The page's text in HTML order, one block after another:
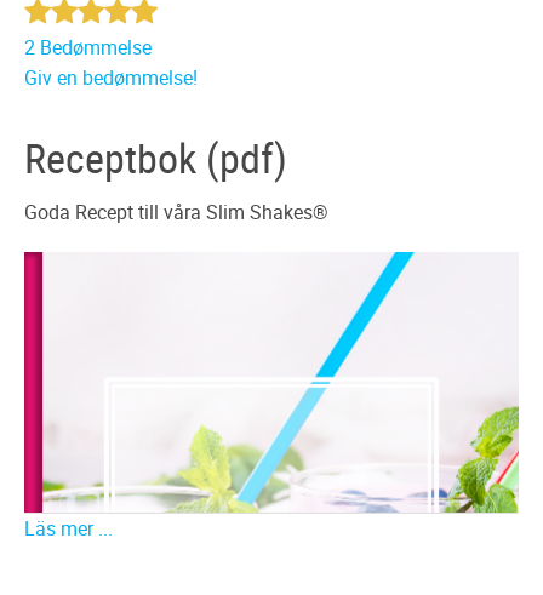
2 Bedømmelse
Giv en bedømmelse!
Receptbok (pdf)
Goda Recept till våra Slim Shakes®
Läs mer ...